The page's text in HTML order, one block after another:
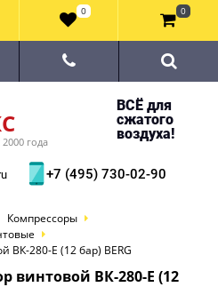
года
ВСЁ для
сжатого
воздуха!
+7 (495) 730-02-90
Компрессоры
ВК-280-E (12 бар) BERG
винтовой ВК-280-E (12
0 0